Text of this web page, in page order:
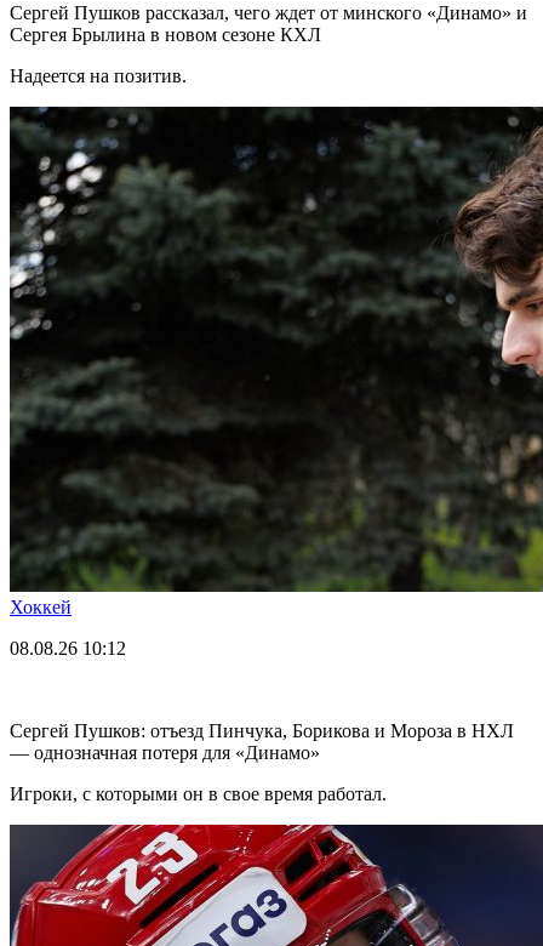
Сергей Пушков рассказал, чего ждет от минского «Динамо» и
Сергея Брылина в новом сезоне КХЛ
Надеется на позитив.
Хоккей
08.08.26 10:12
Сергей Пушков: отъезд Пинчука, Борикова и Мороза в НХЛ
— однозначная потеря для «Динамо»
Игроки, с которыми он в свое время работал.